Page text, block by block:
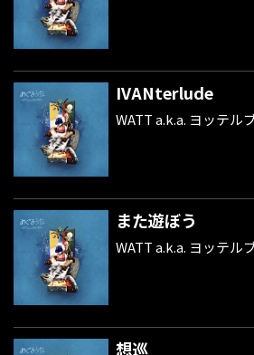
IVANterlude
WATT a.k.a. ヨッテル
また遊ぼう
WATT a.k.a. ヨッテル
想巡